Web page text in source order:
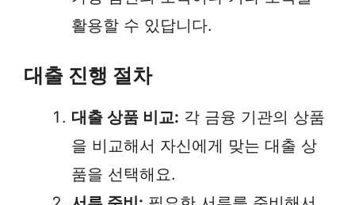
활용할 수 있답니다.
대출 진행 절차
대출 상품 비교: 각 금융 기관의 상품
을 비교해서 자신에게 맞는 대출 상
품을 선택해요.